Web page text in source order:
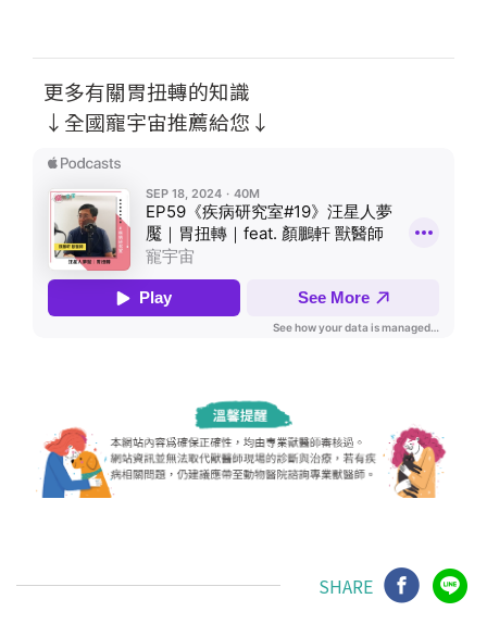
更多有關胃扭轉的知識
↓全國寵宇宙推薦給您↓
SHARE